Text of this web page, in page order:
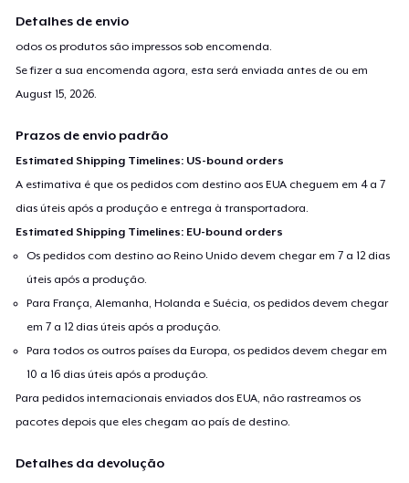
Detalhes de envio
odos os produtos são impressos sob encomenda.
Se fizer a sua encomenda agora, esta será enviada antes de ou em
August 15, 2026
Prazos de envio padrão
Estimated Shipping Timelines: US-bound orders
A estimativa é que os pedidos com destino aos EUA cheguem em 4 a 7
dias úteis após a produção e entrega à transportadora.
Estimated Shipping Timelines: EU-bound orders
Os pedidos com destino ao Reino Unido devem chegar em 7 a 12 dias
úteis após a produção.
Para França, Alemanha, Holanda e Suécia, os pedidos devem chegar
em 7 a 12 dias úteis após a produção.
Para todos os outros países da Europa, os pedidos devem chegar em
10 a 16 dias úteis após a produção.
Para pedidos internacionais enviados dos EUA, não rastreamos os
pacotes depois que eles chegam ao país de destino.
Detalhes da devolução